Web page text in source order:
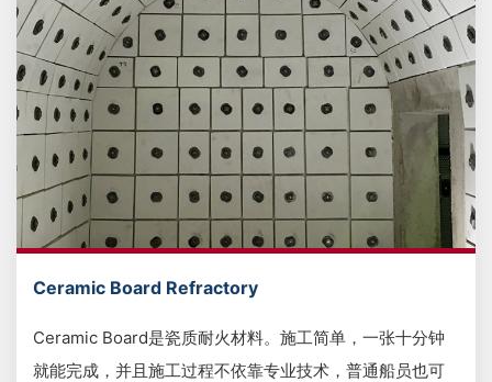
Ceramic Board Refractory
Ceramic Board是瓷质耐火材料。施工简单，一张十分钟
就能完成，并且施工过程不依靠专业技术，普通船员也可